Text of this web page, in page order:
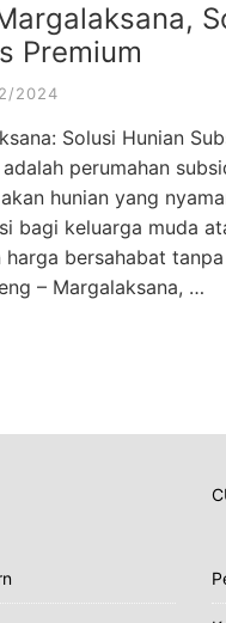
Premium
2024
Solusi Hunian
perumahan
hunian yang
bagi keluarga muda
bersahabat
– Margalaksana, …